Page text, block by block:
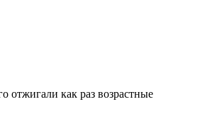
отжигали как раз возрастные